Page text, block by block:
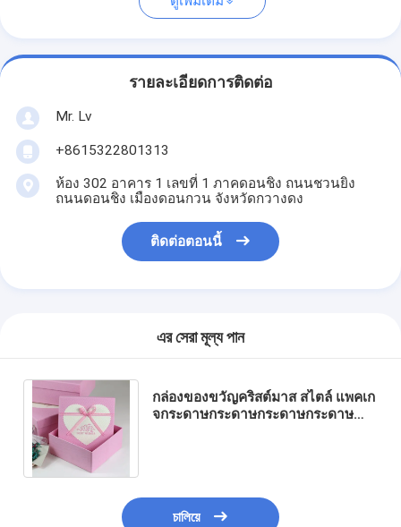
รายละเอียดการติดต่อ
Mr. Lv
+8615322801313
ห้อง 302 อาคาร 1 เลขที่ 1 ภาคดอนชิง ถนนชวนยิง
ถนนดอนชิง เมืองดอนกวน จังหวัดกวางดง
ติดต่อตอนนี้
এর সেরা মূল্য পান
กล่องของขวัญคริสต์มาส สไตล์ แพคเก
จกระดาษกระดาษกระดาษกระดาษ
চালিয়ে